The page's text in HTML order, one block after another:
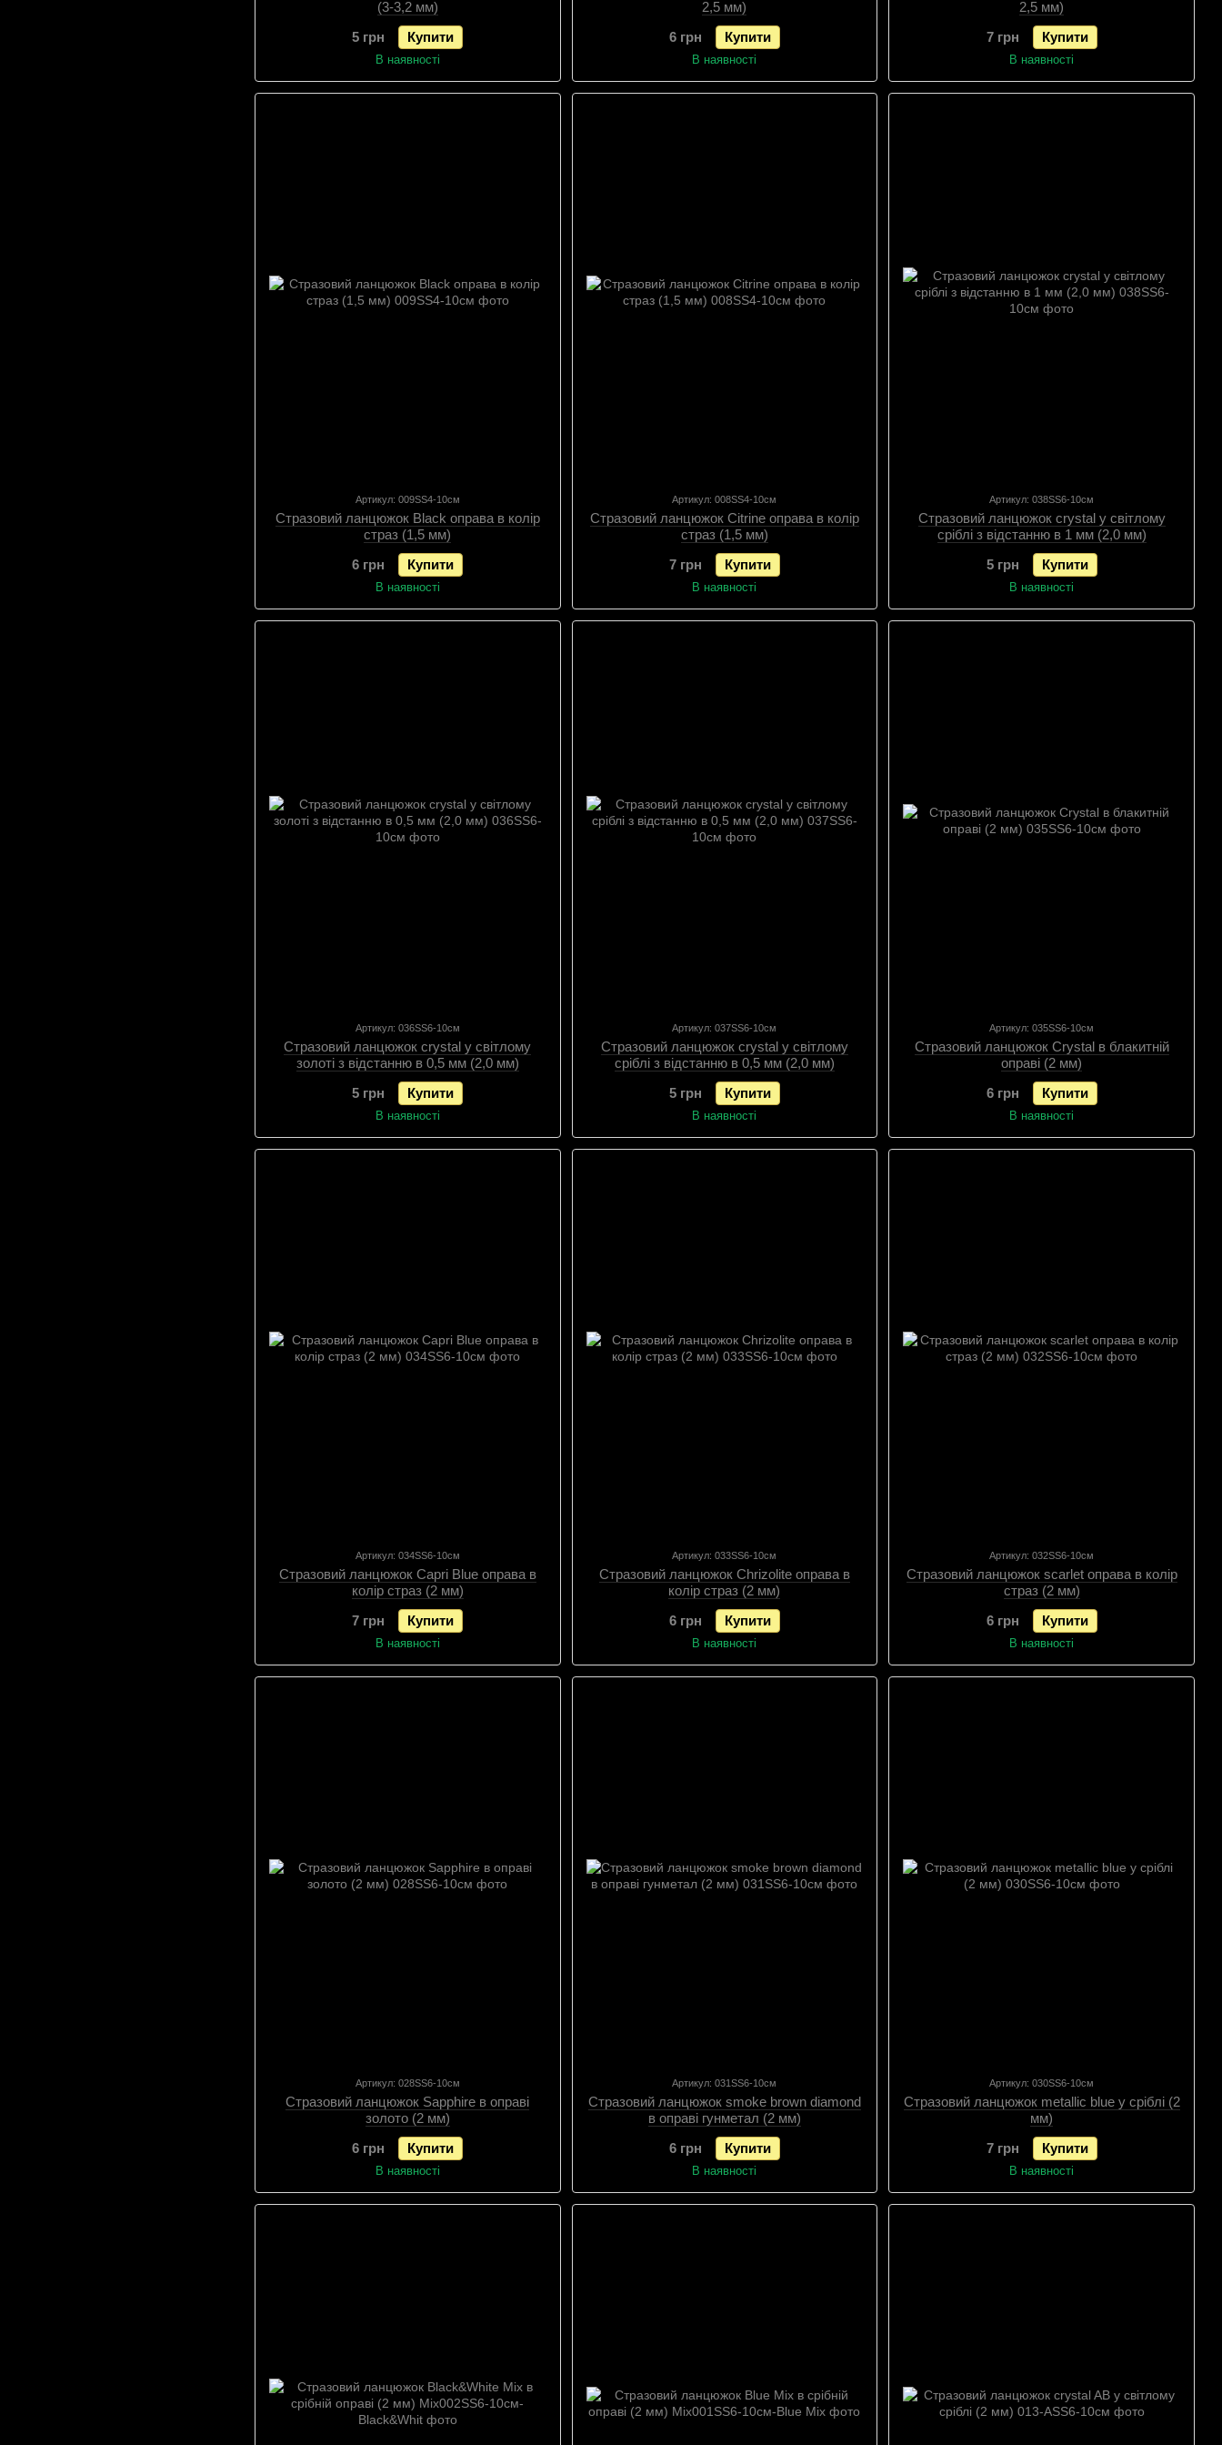
(3-3,2 мм)
5 грн
Купити
В наявності
2,5 мм)
6 грн
Купити
В наявності
2,5 мм)
7 грн
Купити
В наявності
Артикул: 009SS4-10см
Стразовий ланцюжок Black оправа в колір
страз (1,5 мм)
6 грн
Купити
В наявності
Артикул: 008SS4-10см
Стразовий ланцюжок Citrine оправа в колір
страз (1,5 мм)
7 грн
Купити
В наявності
Артикул: 038SS6-10см
Стразовий ланцюжок crystal у світлому
сріблі з відстанню в 1 мм (2,0 мм)
5 грн
Купити
В наявності
Артикул: 036SS6-10см
Стразовий ланцюжок crystal у світлому
золоті з відстанню в 0,5 мм (2,0 мм)
5 грн
Купити
В наявності
Артикул: 037SS6-10см
Стразовий ланцюжок crystal у світлому
сріблі з відстанню в 0,5 мм (2,0 мм)
5 грн
Купити
В наявності
Артикул: 035SS6-10см
Стразовий ланцюжок Crystal в блакитній
оправі (2 мм)
6 грн
Купити
В наявності
Артикул: 034SS6-10см
Стразовий ланцюжок Capri Blue оправа в
колір страз (2 мм)
7 грн
Купити
В наявності
Артикул: 033SS6-10см
Стразовий ланцюжок Chrizolite оправа в
колір страз (2 мм)
6 грн
Купити
В наявності
Артикул: 032SS6-10см
Стразовий ланцюжок scarlet оправа в колір
страз (2 мм)
6 грн
Купити
В наявності
Артикул: 028SS6-10см
Стразовий ланцюжок Sapphire в оправі
золото (2 мм)
6 грн
Купити
В наявності
Артикул: 031SS6-10см
Стразовий ланцюжок smoke brown diamond
в оправі гунметал (2 мм)
6 грн
Купити
В наявності
Артикул: 030SS6-10см
Стразовий ланцюжок metallic blue у сріблі (2
мм)
7 грн
Купити
В наявності